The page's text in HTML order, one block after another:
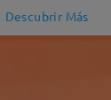
Descubrir Más